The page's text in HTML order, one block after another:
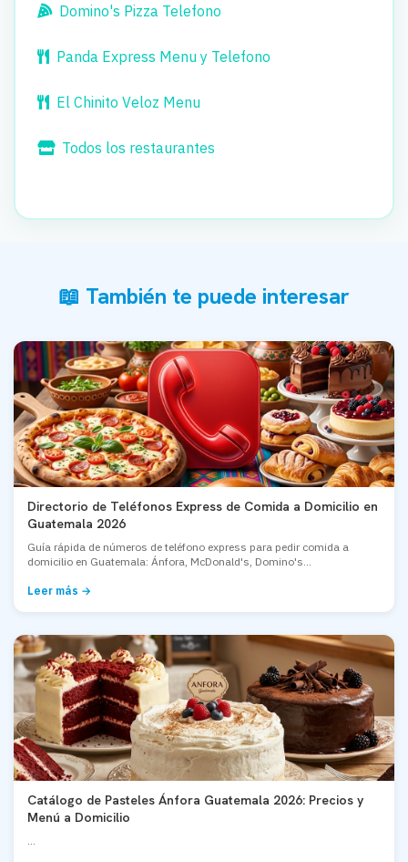
Domino's Pizza Telefono
Panda Express Menu y Telefono
El Chinito Veloz Menu
Todos los restaurantes
📖 También te puede interesar
Directorio de Teléfonos Express de Comida a Domicilio en
Guatemala 2026
Guía rápida de números de teléfono express para pedir comida a
domicilio en Guatemala: Ánfora, McDonald's, Domino's...
Leer más →
Catálogo de Pasteles Ánfora Guatemala 2026: Precios y
Menú a Domicilio
...